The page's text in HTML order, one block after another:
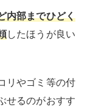
内部までひどく
したほうが良い
リやゴミ等の付
せるのがおすす